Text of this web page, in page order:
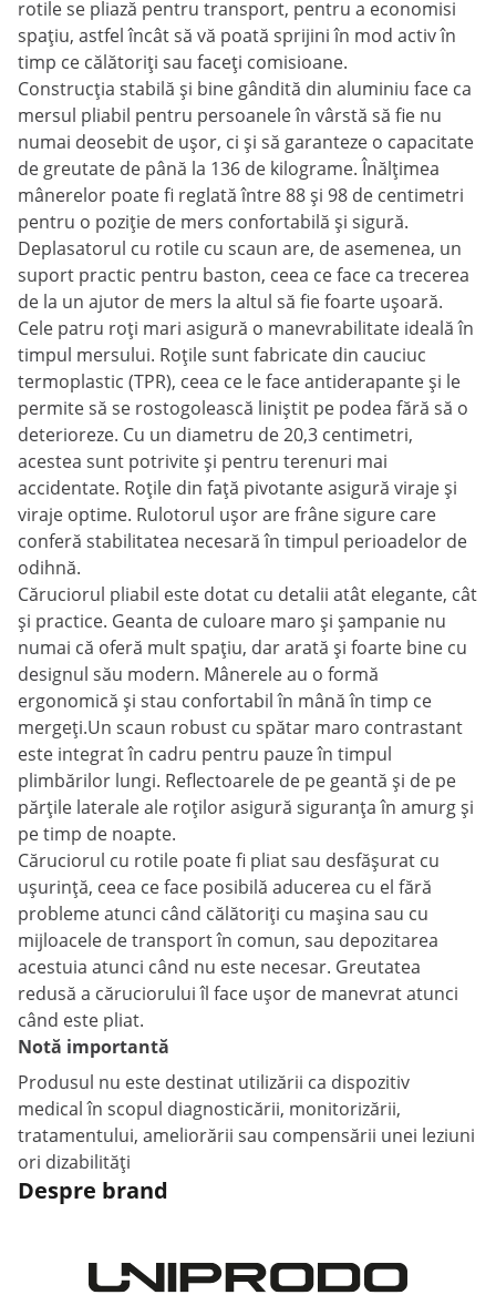
rotile se pliază pentru transport, pentru a economisi
spațiu, astfel încât să vă poată sprijini în mod activ în
timp ce călătoriți sau faceți comisioane.
Construcția stabilă și bine gândită din aluminiu face ca
mersul pliabil pentru persoanele în vârstă să fie nu
numai deosebit de ușor, ci și să garanteze o capacitate
de greutate de până la 136 de kilograme. Înălțimea
mânerelor poate fi reglată între 88 și 98 de centimetri
pentru o poziție de mers confortabilă și sigură.
Deplasatorul cu rotile cu scaun are, de asemenea, un
suport practic pentru baston, ceea ce face ca trecerea
de la un ajutor de mers la altul să fie foarte ușoară.
Cele patru roți mari asigură o manevrabilitate ideală în
timpul mersului. Roțile sunt fabricate din cauciuc
termoplastic (TPR), ceea ce le face antiderapante și le
permite să se rostogolească liniștit pe podea fără să o
deterioreze. Cu un diametru de 20,3 centimetri,
acestea sunt potrivite și pentru terenuri mai
accidentate. Roțile din față pivotante asigură viraje și
viraje optime. Rulotorul ușor are frâne sigure care
conferă stabilitatea necesară în timpul perioadelor de
odihnă.
Căruciorul pliabil este dotat cu detalii atât elegante, cât
și practice. Geanta de culoare maro și șampanie nu
numai că oferă mult spațiu, dar arată și foarte bine cu
designul său modern. Mânerele au o formă
ergonomică și stau confortabil în mână în timp ce
mergeți.Un scaun robust cu spătar maro contrastant
este integrat în cadru pentru pauze în timpul
plimbărilor lungi. Reflectoarele de pe geantă și de pe
părțile laterale ale roților asigură siguranța în amurg și
pe timp de noapte.
Căruciorul cu rotile poate fi pliat sau desfășurat cu
ușurință, ceea ce face posibilă aducerea cu el fără
probleme atunci când călătoriți cu mașina sau cu
mijloacele de transport în comun, sau depozitarea
acestuia atunci când nu este necesar. Greutatea
redusă a căruciorului îl face ușor de manevrat atunci
când este pliat.
Notă importantă
Produsul nu este destinat utilizării ca dispozitiv
medical în scopul diagnosticării, monitorizării,
tratamentului, ameliorării sau compensării unei leziuni
ori dizabilități
Despre brand